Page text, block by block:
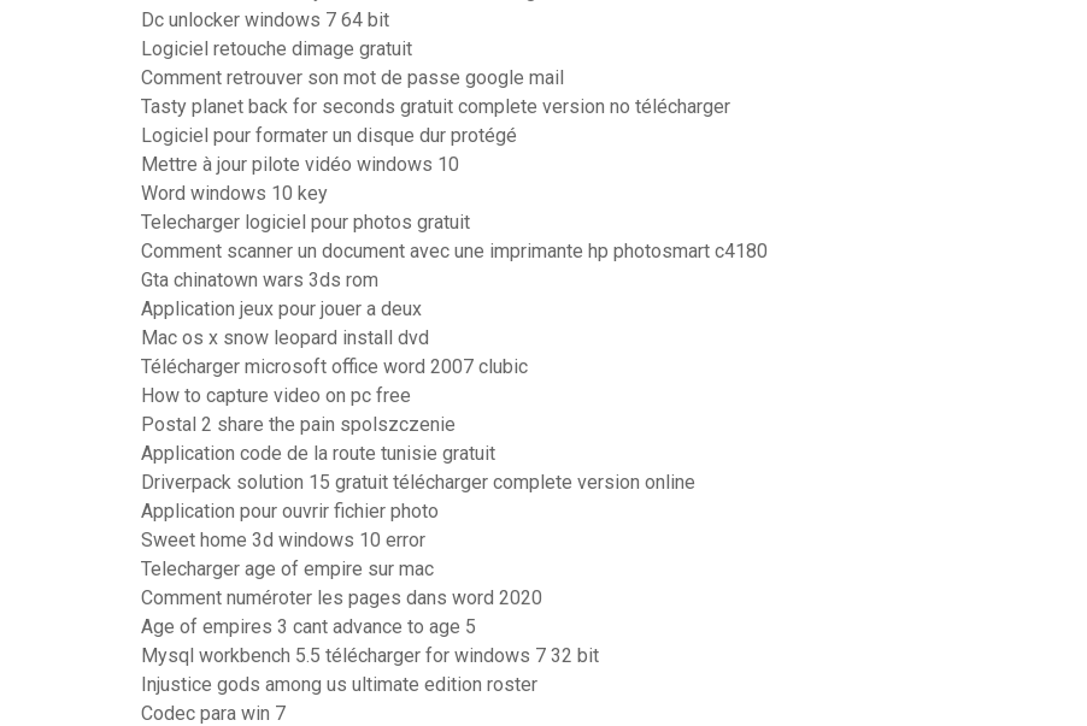
Dc unlocker windows 7 64 bit
Logiciel retouche dimage gratuit
Comment retrouver son mot de passe google mail
Tasty planet back for seconds gratuit complete version no télécharger
Logiciel pour formater un disque dur protégé
Mettre à jour pilote vidéo windows 10
Word windows 10 key
Telecharger logiciel pour photos gratuit
Comment scanner un document avec une imprimante hp photosmart c4180
Gta chinatown wars 3ds rom
Application jeux pour jouer a deux
Mac os x snow leopard install dvd
Télécharger microsoft office word 2007 clubic
How to capture video on pc free
Postal 2 share the pain spolszczenie
Application code de la route tunisie gratuit
Driverpack solution 15 gratuit télécharger complete version online
Application pour ouvrir fichier photo
Sweet home 3d windows 10 error
Telecharger age of empire sur mac
Comment numéroter les pages dans word 2020
Age of empires 3 cant advance to age 5
Mysql workbench 5.5 télécharger for windows 7 32 bit
Injustice gods among us ultimate edition roster
Codec para win 7